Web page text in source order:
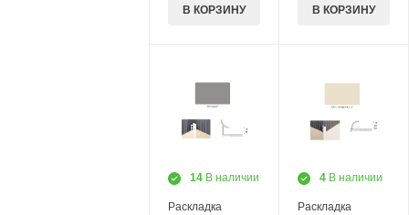
В КОРЗИНУ В КОРЗИНУ
14 В наличии
Раскладка
4 В наличии
Раскладка